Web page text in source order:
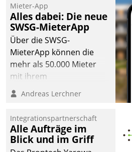
Mieter-App
Alles dabei: Die neue
SWSG-MieterApp
Über die SWSG-
MieterApp können die
mehr als 50.000 Mieter
mit ihrem
Wohnungsunternehmen
kommunizieren, auf dem
einsehen und ändern
oder
Schadensmeldungen
Andreas Lerchner
Integrationspartnerschaft
Alle Aufträge im
Blick und im Griff